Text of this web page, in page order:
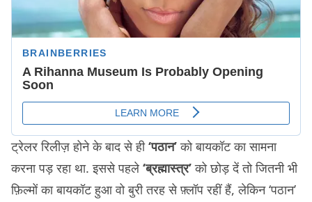
ट्रेलर रिलीज़ होने के बाद से ही‘पठान’को बायकॉट का सामना
करना पड़ रहा था. इससे पहले ‘ब्रह्मास्त्र’को छोड़ दें तो जितनी भी
फ़िल्मों का बायकॉट हुआ वो बुरी तरह से फ़्लॉप रहीं हैं, लेकिन ‘पठान’